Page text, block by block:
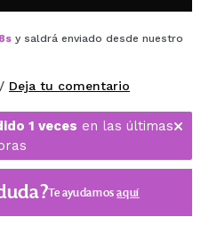
s y saldrá enviado desde nuestro
Deja tu comentario
1 veces en las últimas
Te ayudamosaquí